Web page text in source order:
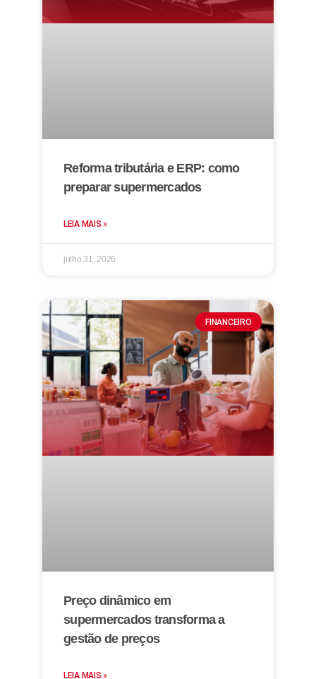
Reforma tributária e ERP: como
preparar supermercados
LEIA MAIS »
julho 31, 2026
FINANCEIRO
Preço dinâmico em
supermercados transforma a
gestão de preços
LEIA MAIS »